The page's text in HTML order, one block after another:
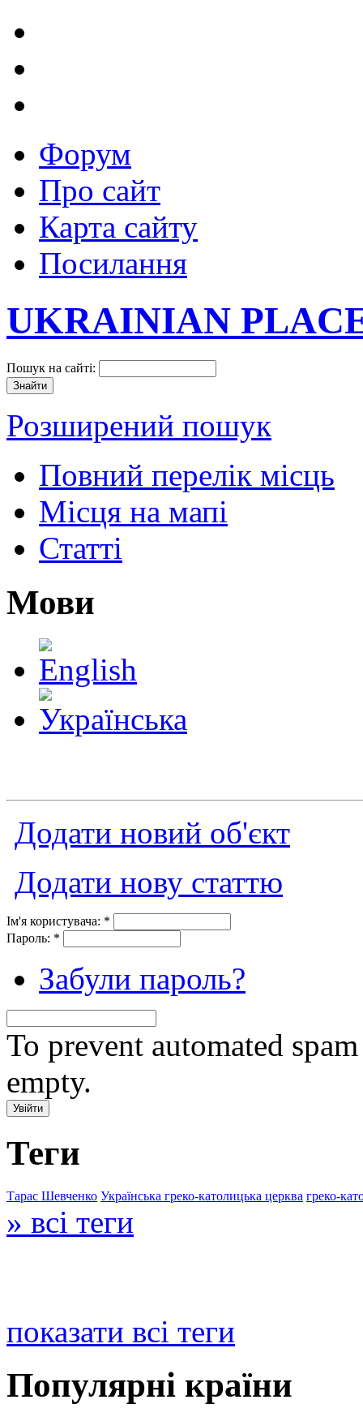
Форум
Про сайт
Карта сайту
Посилання
UKRAINIAN
Пошук на сайті:
Розширений пошук
Повний перелік місць
Місця на мапі
Статті
Мови
Додати новий об'єкт
Додати нову статтю
Ім'я користувача: *
Пароль: *
Забули пароль?
To prevent automated
empty.
Теги
Тарас Шевченко Українська греко-католицька церква греко-
» всі теги
показати всі теги
Популярні країни